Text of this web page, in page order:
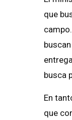
que
busca
En
que